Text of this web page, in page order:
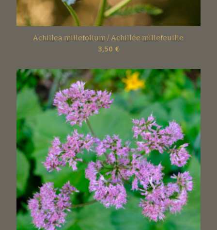
Achillea millefolium / Achillée millefeuille
3,50 €